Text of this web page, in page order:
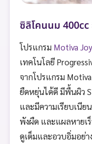
ซิลิโคนนม
โปรแกรม Motiva Joy
เทคโนโลยี
จากโปรแกรม
ยืดหยุ่นได้ดี มีพื้นผิว
และมีความเรียบเนีย
พังผืด และแผลหายเ
ดูเต็มและอวบอิ่มอย่า